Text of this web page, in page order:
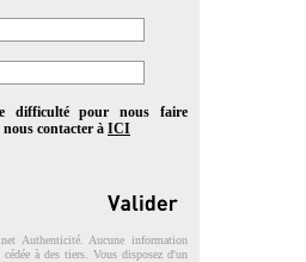
difficulté pour nous faire
contacter à ICI
Authenticité. Aucune information
à des tiers. Vous disposez d'un